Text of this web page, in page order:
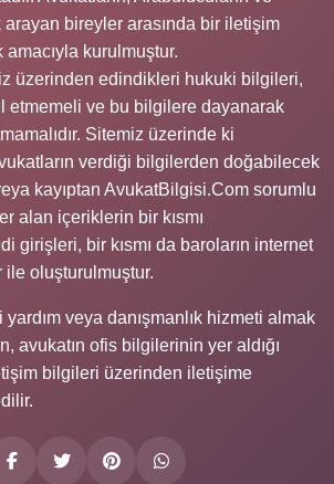
arayan bireyler arasında bir iletişim
kurulmuştur.
üzerinden edindikleri hukuki bilgileri,
etmemeli ve bu bilgilere dayanarak
Sitemiz üzerinde ki
verdiği bilgilerden doğabilecek
kayıptan AvukatBilgisi.Com sorumlu
alan içeriklerin bir kısmı
girişleri, bir kısmı da baroların internet
oluşturulmuştur.
veya danışmanlık hizmeti almak
avukatın ofis bilgilerinin yer aldığı
bilgileri üzerinden iletişime